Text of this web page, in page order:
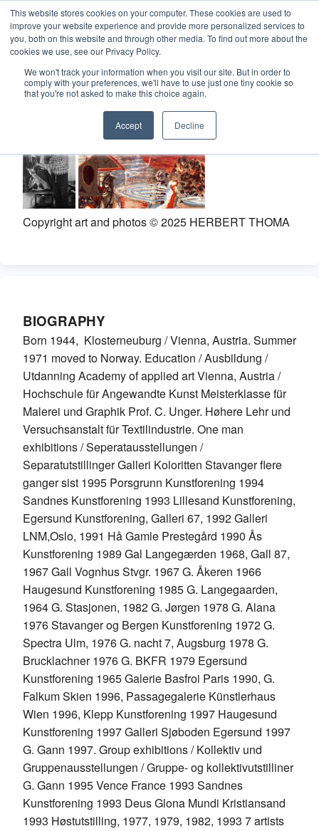
This website stores cookies on your computer. These cookies are used to
improve your website experience and provide more personalized services to
you, both on this website and through other media. To find out more about the
cookies we use, see our Privacy Policy.
We won't track your information when you visit our site. But in order to
comply with your preferences, we'll have to use just one tiny cookie so
that you're not asked to make this choice again.
Accept Decline
Home
Constellation
Create
Art & Design
Supreme Consulting
Dream Team
Luxury
Our Story
Contact
HERBERT THOMA
Copyright art and photos © 2025 HERBERT THOMA
BIOGRAPHY
Born 1944, Klosterneuburg / Vienna, Austria. Summer
1971 moved to Norway. Education / Ausbildung /
Utdanning Academy of applied art Vienna, Austria /
Hochschule für Angewandte Kunst Meisterklasse für
Malerei und Graphik Prof. C. Unger. Høhere Lehr und
Versuchsanstalt für Textilindustrie. One man
exhibitions / Seperatausstellungen /
Separatutstillinger Galleri Koloritten Stavanger flere
ganger sist 1995 Porsgrunn Kunstforening 1994
Sandnes Kunstforening 1993 Lillesand Kunstforening,
Egersund Kunstforening, Galleri 67, 1992 Galleri
LNM,Oslo, 1991 Hå Gamle Prestegård 1990 Ås
Kunstforening 1989 Gal Langegærden 1968, Gall 87,
1967 Gall Vognhus Stvgr. 1967 G. Åkeren 1966
Haugesund Kunstforening 1985 G. Langegaarden,
1964 G. Stasjonen, 1982 G. Jørgen 1978 G. Alana
1976 Stavanger og Bergen Kunstforening 1972 G.
Spectra Ulm, 1976 G. nacht 7, Augsburg 1978 G.
Brucklachner 1976 G. BKFR 1979 Egersund
Kunstforening 1965 Galerie Basfroi Paris 1990, G.
Falkum Skien 1996, Passagegalerie Künstlerhaus
Wien 1996, Klepp Kunstforening 1997 Haugesund
Kunstforening 1997 Galleri Sjøboden Egersund 1997
G. Gann 1997. Group exhibitions / Kollektiv und
Gruppenausstellungen / Gruppe- og kollektivutstilliner
G. Gann 1995 Vence France 1993 Sandnes
Kunstforening 1993 Deus Glona Mundi Kristiansand
1993 Høstutstilling, 1977, 1979, 1982, 1993 7 artists